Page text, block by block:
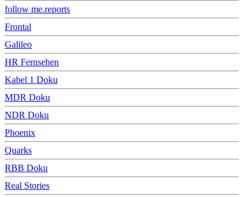
follow me.reports
Frontal
Galileo
HR Fernsehen
Kabel 1 Doku
MDR Doku
NDR Doku
Phoenix
Quarks
RBB Doku
Real Stories